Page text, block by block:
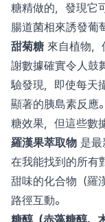
糖精做的，發現它
腸道菌相來誘發葡
甜菊糖 來自植物
謝數據確實令人鼓
驗發現，即使每天
顯著的胰島素反應
糖效果，但這些數
羅漢果萃取物 是最
在我能找到的所有
甜味的化合物（羅
路徑互動。
糖醇（赤藻糖醇、